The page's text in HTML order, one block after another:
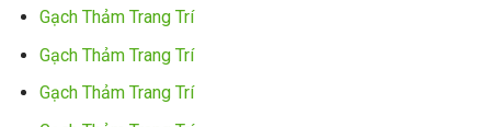
Gạch Thảm Trang Trí
Gạch Thảm Trang Trí
Gạch Thảm Trang Trí